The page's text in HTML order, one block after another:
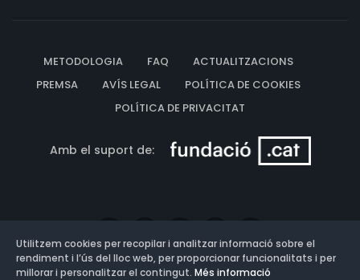
METODOLOGIA FAQ
ACTUALITZACIONS
PREMSA
AVÍS LEGAL
POLÍTICA DE COOKIES
POLÍTICA DE PRIVACITAT
Amb el suport de:
Utilitzem cookies per recopilar i analitzar informació sobre el
rendiment i l’ús del lloc web, per proporcionar funcionalitats i per
millorar i personalitzar el contingut. Més informació